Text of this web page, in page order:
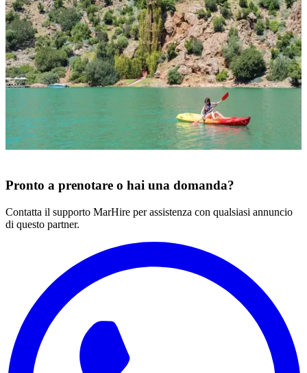
Fes, Marocco
Privato
Difficile
Cancellazione gratuita
Annuncio verificato
€ 20 persona
Prenota
Pronto a prenotare o hai una domanda?
Contatta il supporto MarHire per assistenza con qualsiasi annuncio
di questo partner.